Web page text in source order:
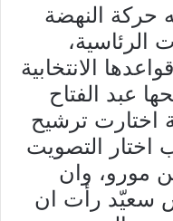
حركة النهضة
الرئاسية،
من قواعدها الانتخابية
عبد الفتاح
اختارت ترشيح
التصويت
مورو، وان
سعيّد رأت ان